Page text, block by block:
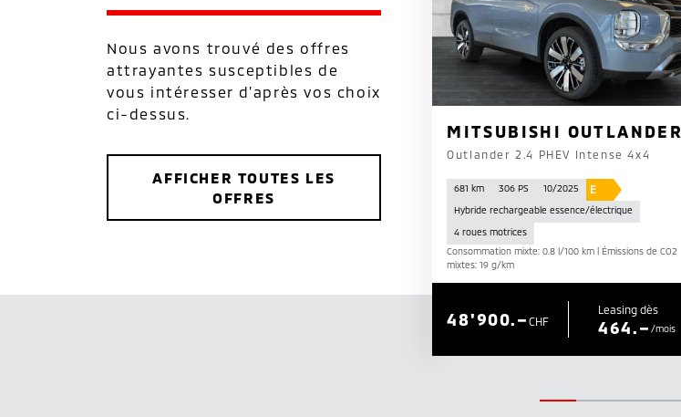
Nous avons trouvé des offres
attrayantes susceptibles de
vous intéresser d’après vos choix
ci-dessus.
AFFICHER TOUTES LES
OFFRES
MITSUBISHI OUTLANDER
Outlander 2.4 PHEV Intense 4x4
681 km 306 PS 10/2025 E
Hybride rechargeable essence/électrique
4 roues motrices
Consommation mixte: 0.8 l/100 km | Émissions de CO2
mixtes: 19 g/km
CHF
48'900.– Leasing dès
464.– /mois